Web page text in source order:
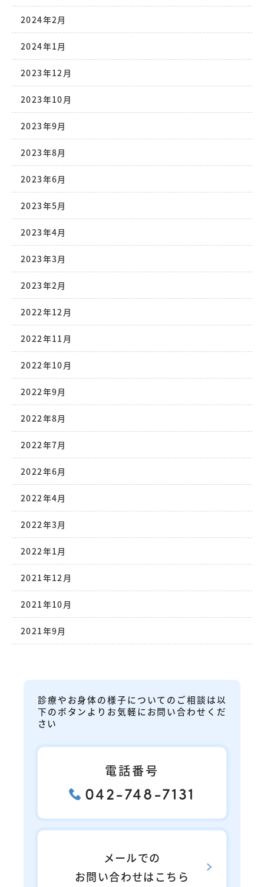
2024年2月
2024年1月
2023年12月
2023年10月
2023年9月
2023年8月
2023年6月
2023年5月
2023年4月
2023年3月
2023年2月
2022年12月
2022年11月
2022年10月
2022年9月
2022年8月
2022年7月
2022年6月
2022年4月
2022年3月
2022年1月
2021年12月
2021年10月
2021年9月
診療やお身体の様子についてのご相談は以
下のボタンよりお気軽にお問い合わせくだ
さい
電話番号
042-748-7131
メールでの
お問い合わせはこちら